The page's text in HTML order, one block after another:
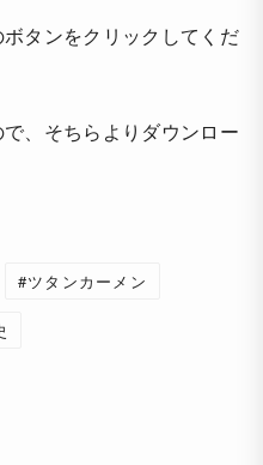
タンをクリックしてくだ
、そちらよりダウンロー
ツタンカーメン